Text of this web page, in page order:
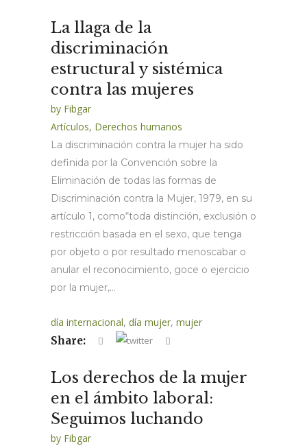
La llaga de la
discriminación
estructural y sistémica
contra las mujeres
by Fibgar
Artículos, Derechos humanos
La discriminación contra la mujer ha sido
definida por la Convención sobre la
Eliminación de todas las formas de
Discriminación contra la Mujer, 1979, en su
artículo 1, como“toda distinción, exclusión o
restricción basada en el sexo, que tenga
por objeto o por resultado menoscabar o
anular el reconocimiento, goce o ejercicio
por la mujer,...
día internacional, día mujer, mujer
Share:
Los derechos de la mujer
en el ámbito laboral:
Seguimos luchando
by Fibgar